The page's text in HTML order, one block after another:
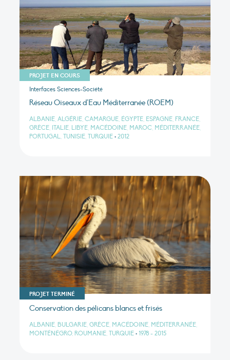
PROJET EN COURS
Interfaces Sciences-Société
Réseau Oiseaux d’Eau Méditerranée (ROEM)
ALBANIE, ALGÉRIE, CAMARGUE, ÉGYPTE, ESPAGNE, FRANCE,
GRÈCE, ITALIE, LIBYE, MACÉDOINE, MAROC, MÉDITERRANÉE,
PORTUGAL, TUNISIE, TURQUIE • 2012
PROJET TERMINÉ
Conservation des pélicans blancs et frisés
ALBANIE, BULGARIE, GRÈCE, MACÉDOINE, MÉDITERRANÉE,
MONTÉNÉGRO, ROUMANIE, TURQUIE • 1978 - 2015